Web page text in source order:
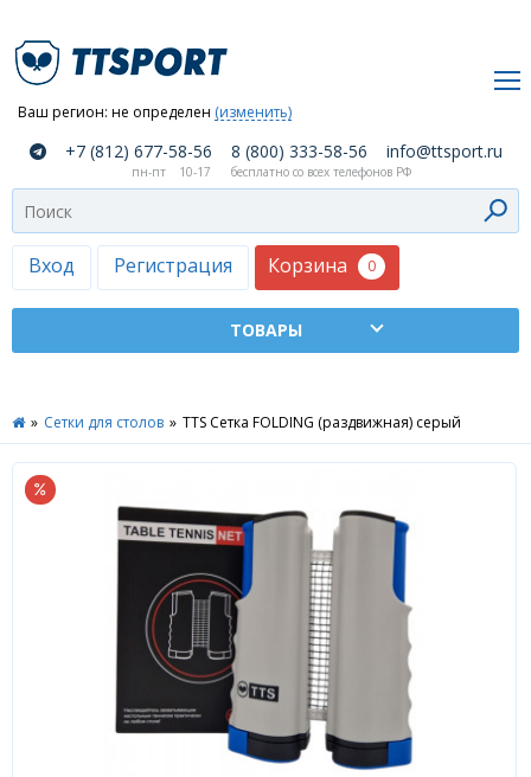
Ваш регион: не определен (изменить)
Вход Регистрация Корзина 0
компании
Как
сделать
заказ
Оплата
доставка
Москва
Дилеры
+7 (812) 677-58-56 8 (800) 333-58-56 info@ttsport.ru
пн-пт 10-17 бесплатно со всех телефонов РФ
» Сетки для столов » TTS Сетка FOLDING (раздвижная) серый